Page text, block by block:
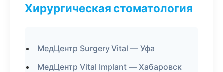
Хирургическая стоматология
МедЦентр Surgery Vital — Уфа
МедЦентр Vital Implant — Хабаровск